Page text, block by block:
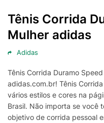
Tênis Corrida
Mulher adidas
Adidas
Tênis Corrida Duramo
adidas.com.br! Tênis
vários estilos e cores na
Brasil. Não importa se você
objetivo de corrida pessoal